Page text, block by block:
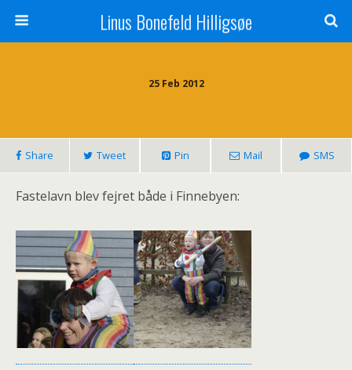
Linus Bonefeld Hilligsøe
25 Feb 2012
Share Tweet Pin Mail SMS
Fastelavn blev fejret både i Finnebyen: